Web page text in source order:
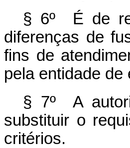
§ 6º É de
diferenças de
fins de
pela entidade de
§ 7º A
substituir o
critérios.